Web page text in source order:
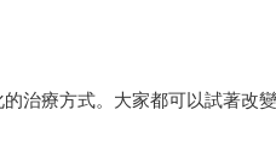
治療方式。大家都可以試著改